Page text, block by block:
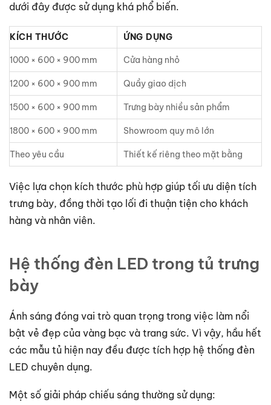
dưới đây được sử dụng khá phổ biến.
KÍCH THƯỚC ỨNG DỤNG
1000 × 600 × 900 mm Cửa hàng nhỏ
1200 × 600 × 900 mm Quầy giao dịch
1500 × 600 × 900 mm Trưng bày nhiều sản phẩm
1800 × 600 × 900 mm Showroom quy mô lớn
Theo yêu cầu Thiết kế riêng theo mặt bằng
Việc lựa chọn kích thước phù hợp giúp tối ưu diện tích
trưng bày, đồng thời tạo lối đi thuận tiện cho khách
hàng và nhân viên.
Hệ thống đèn LED trong tủ trưng
bày
Ánh sáng đóng vai trò quan trọng trong việc làm nổi
bật vẻ đẹp của vàng bạc và trang sức. Vì vậy, hầu hết
các mẫu tủ hiện nay đều được tích hợp hệ thống đèn
LED chuyên dụng.
Một số giải pháp chiếu sáng thường sử dụng: